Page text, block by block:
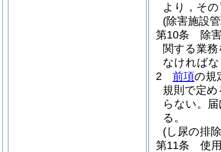
より，そ
(除害施設
第10条
除
関する業
なければ
2
前項の規
規則で定
らない。
る。
(し尿の排
第11条
使